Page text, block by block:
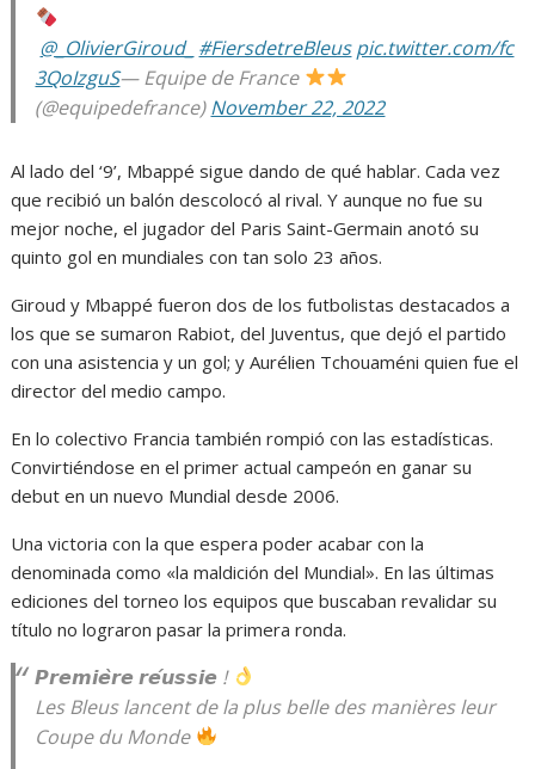
@_OlivierGiroud_ #FiersdetreBleus pic.twitter.com/fc
3QoIzguS— Equipe de France
(@equipedefrance)November 22, 2022
Al lado del ‘9’, Mbappé sigue dando de qué hablar. Cada vez
que recibió un balón descolocó al rival. Y aunque no fue su
mejor noche, el jugador del Paris Saint-Germain anotó su
quinto gol en mundiales con tan solo 23 años.
Giroud y Mbappé fueron dos de los futbolistas destacados a
los que se sumaron Rabiot, del Juventus, que dejó el partido
con una asistencia y un gol; y Aurélien Tchouaméni quien fue el
director del medio campo.
En lo colectivo Francia también rompió con las estadísticas.
Convirtiéndose en el primer actual campeón en ganar su
debut en un nuevo Mundial desde 2006.
Una victoria con la que espera poder acabar con la
denominada como «la maldición del Mundial». En las últimas
ediciones del torneo los equipos que buscaban revalidar su
título no lograron pasar la primera ronda.
𝙋𝙧𝙚𝙢𝙞𝙚̀𝙧𝙚 𝙧𝙚́𝙪𝙨𝙨𝙞𝙚 !
Les Bleus lancent de la plus belle des manières leur
Coupe du Monde